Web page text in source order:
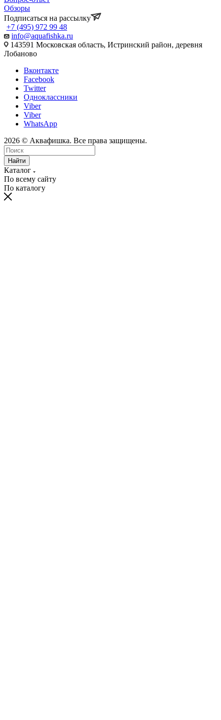
Обзоры
Подписаться на рассылку
+7 (495) 972 99 48
info@aquafishka.ru
143591 Московская область, Истринский район, деревня
Лобаново
Вконтакте
Facebook
Twitter
Одноклассники
Viber
Viber
WhatsApp
2026 © Аквафишка. Все права защищены.
Найти
Каталог
По всему сайту
По каталогу